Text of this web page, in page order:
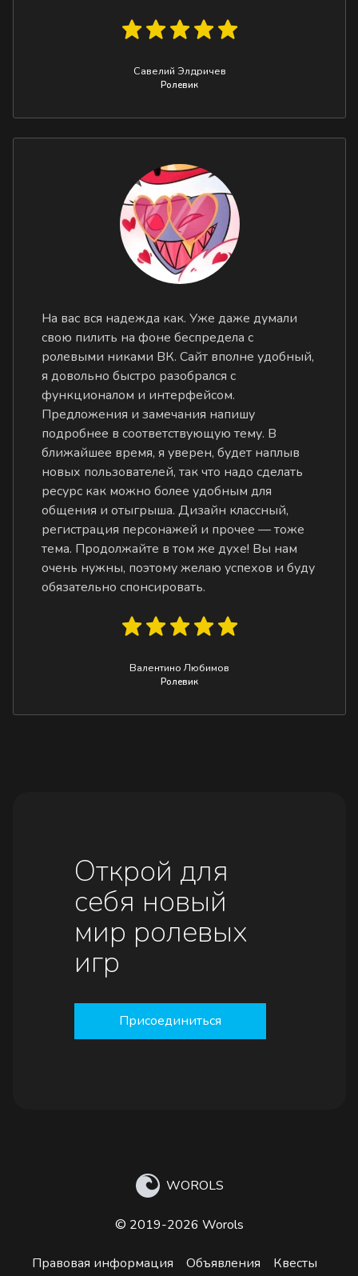
Савелий Элдричев
Ролевик
На вас вся надежда как. Уже даже думали
свою пилить на фоне беспредела с
ролевыми никами ВК. Сайт вполне удобный,
я довольно быстро разобрался с
функционалом и интерфейсом.
Предложения и замечания напишу
подробнее в соответствующую тему. В
ближайшее время, я уверен, будет наплыв
новых пользователей, так что надо сделать
ресурс как можно более удобным для
общения и отыгрыша. Дизайн классный,
регистрация персонажей и прочее — тоже
тема. Продолжайте в том же духе! Вы нам
очень нужны, поэтому желаю успехов и буду
обязательно спонсировать.
Валентино Любимов
Ролевик
Открой для
себя новый
мир ролевых
игр
Присоединиться
WOROLS
© 2019-2026 Worols
Правовая информация Объявления Квесты